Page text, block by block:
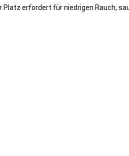
erfordert für niedrigen Rauch,